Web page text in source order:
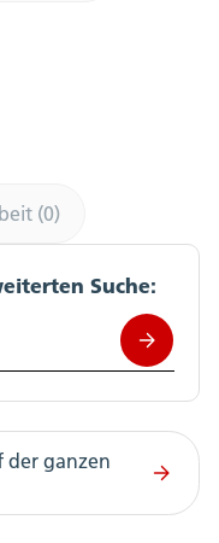
(0)
Suche:
der ganzen